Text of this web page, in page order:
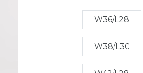
W36/L28
W38/L30